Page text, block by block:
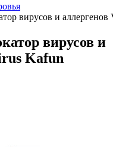
вирусов и аллергенов
вирусов и
Kafun